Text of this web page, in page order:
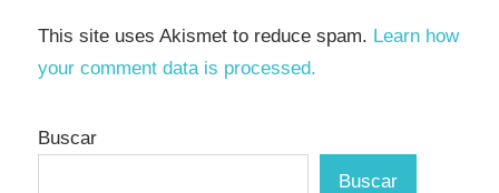
This site uses Akismet to reduce spam. Learn how
your comment data is processed.
Buscar
Buscar